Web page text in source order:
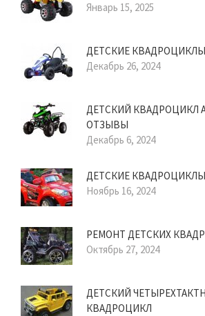
Январь 15, 2025
ДЕТСКИЕ
Декабрь 26, 2024
ДЕТСКИЙ КВАДРОЦИКЛ
ОТЗЫВЫ
Декабрь 6, 2024
ДЕТСКИЕ
Ноябрь 16, 2024
РЕМОНТ ДЕТСКИХ
Октябрь 27, 2024
ДЕТСКИЙ
КВАДРОЦИКЛ